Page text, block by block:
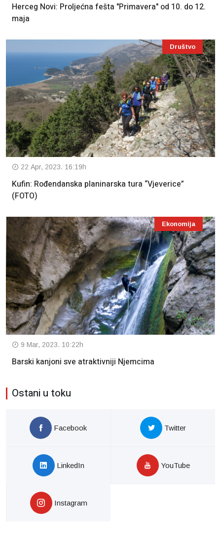
Herceg Novi: Proljećna fešta "Primavera" od 10. do 12.
maja
Društvo
22 Apr, 2023. 16:19h
Kufin: Rođendanska planinarska tura “Vjeverice”
(FOTO)
Ekonomija
9 Mar, 2023. 10:22h
Barski kanjoni sve atraktivniji Njemcima
Ostani u toku
Facebook Twitter
LinkedIn YouTube
Instagram